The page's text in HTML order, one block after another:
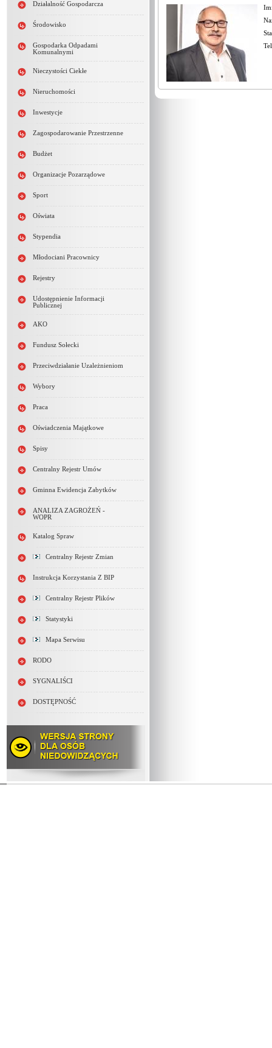
Działalność Gospodarcza
Środowisko
Gospodarka Odpadami
Komunalnymi
Nieczystości Ciekłe
Nieruchomości
Inwestycje
Zagospodarowanie Przestrzenne
Budżet
Organizacje Pozarządowe
Sport
Oświata
Stypendia
Młodociani Pracownicy
Rejestry
Udostępnienie Informacji
Publicznej
AKO
Fundusz Sołecki
Przeciwdziałanie Uzależnieniom
Wybory
Praca
Oświadczenia Majątkowe
Spisy
Centralny Rejestr Umów
Gminna Ewidencja Zabytków
ANALIZA ZAGROŻEŃ -
WOPR
Katalog Spraw
Centralny Rejestr Zmian
Instrukcja Korzystania Z BIP
Centralny Rejestr Plików
Statystyki
Mapa Serwisu
RODO
SYGNALIŚCI
DOSTĘPNOŚĆ